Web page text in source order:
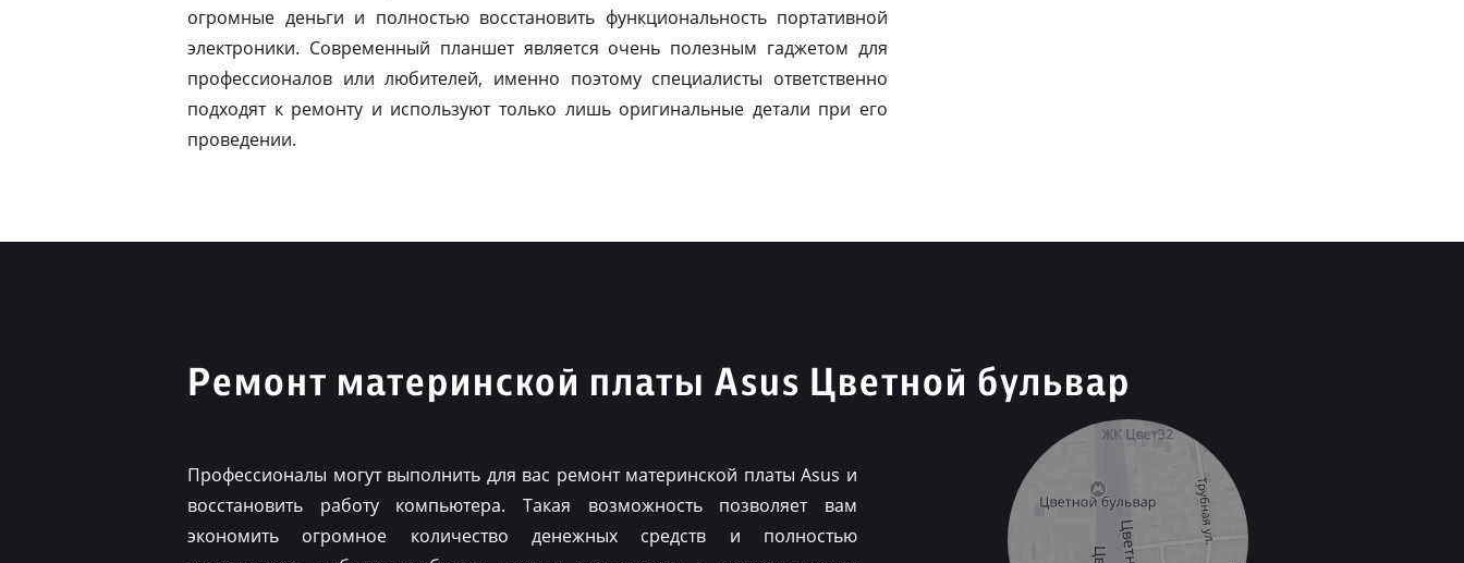
огромные деньги и полностью восстановить функциональность портативной
электроники. Современный планшет является очень полезным гаджетом для
профессионалов или любителей, именно поэтому специалисты ответственно
подходят к ремонту и используют только лишь оригинальные детали при его
проведении.
Ремонт материнской платы Asus Цветной бульвар
Профессионалы могут выполнить для вас ремонт материнской платы Asus и
восстановить работу компьютера. Такая возможность позволяет вам
экономить огромное количество денежных средств и полностью